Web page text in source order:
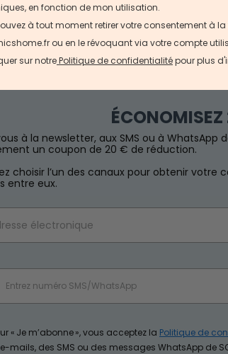
à la newsletter, aux SMS ou à WhatsApp
un coupon de 20 € de réduction.
choisir l’un des canaux pour obtenir votre
entre eux.
« Je m’abonne », vous acceptez la Politique de
mails, des SMS ou des messages WhatsApp de
en fonction de mon utilisation.
à tout moment retirer votre consentement à
ou en le révoquant via votre compte
sur notrePolitique de confidentialitépour plus